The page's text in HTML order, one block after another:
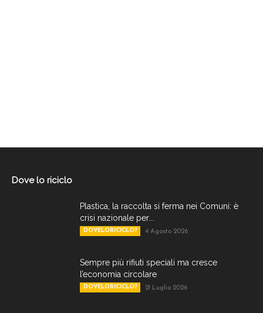
Dove lo riciclo
Plastica, la raccolta si ferma nei Comuni: è
crisi nazionale per...
DOVELORICICLO? 4 Agosto 2026
Sempre più rifiuti speciali ma cresce
l’economia circolare
DOVELORICICLO? 21 Luglio 2026